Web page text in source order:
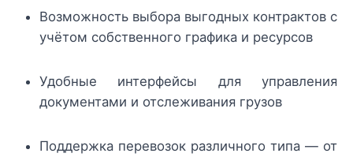
Возможность выбора выгодных контрактов с
учётом собственного графика и ресурсов
Удобные интерфейсы для управления
документами и отслеживания грузов
Поддержка перевозок различного типа — от